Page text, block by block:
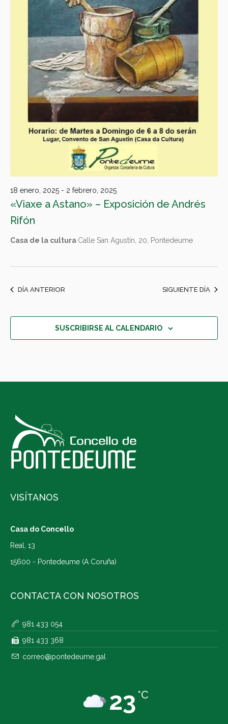
«Viaxe a Astano» – Exposición de Andrés
Rifón
18 enero, 2025 - 2 febrero, 2025
Casa de la cultura Calle San Agustín, 20, Pontedeume
DÍA ANTERIOR SIGUIENTE DÍA
SUSCRIBIRSE AL CALENDARIO
VISÍTANOS
Casa do Concello
Real, 13
15600 - Pontedeume (A Coruña)
CONTACTA CON NOSOTROS
981 433 054
981 433 368
correo@pontedeume.gal
23 °C